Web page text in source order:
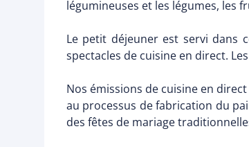
légumineuses et les légumes, les
Le petit déjeuner est servi dans
spectacles de cuisine en direct.
Nos émissions de cuisine en
au processus de fabrication du
des fêtes de mariage